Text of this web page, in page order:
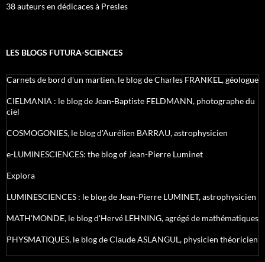
38 auteurs en dédicaces à Presles
LES BLOGS FUTURA-SCIENCES
Carnets de bord d’un martien, le blog de Charles FRANKEL, géologue
CIELMANIA : le blog de Jean-Baptiste FELDMANN, photographe du
ciel
COSMOGONIES, le blog d'Aurélien BARRAU, astrophysicien
e-LUMINESCIENCES: the blog of Jean-Pierre Luminet
Explora
LUMINESCIENCES : le blog de Jean-Pierre LUMINET, astrophysicien
MATH'MONDE, le blog d'Hervé LEHNING, agrégé de mathématiques
PHYSMATIQUES, le blog de Claude ASLANGUL, physicien théoricien